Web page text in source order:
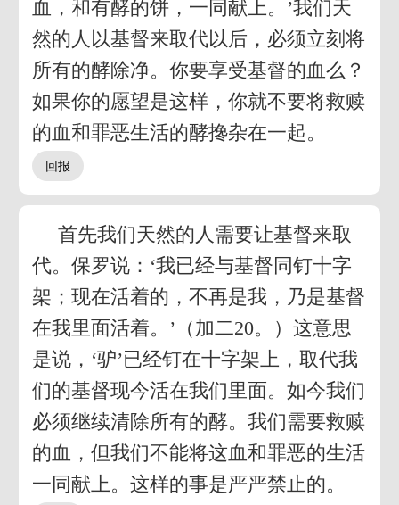
血，和有酵的饼，一同献上。’我们天
然的人以基督来取代以后，必须立刻将
所有的酵除净。你要享受基督的血么？
如果你的愿望是这样，你就不要将救赎
的血和罪恶生活的酵搀杂在一起。
首先我们天然的人需要让基督来取
代。保罗说：‘我已经与基督同钉十字
架；现在活着的，不再是我，乃是基督
在我里面活着。’（加二20。）这意思
是说，‘驴’已经钉在十字架上，取代我
们的基督现今活在我们里面。如今我们
必须继续清除所有的酵。我们需要救赎
的血，但我们不能将这血和罪恶的生活
一同献上。这样的事是严严禁止的。